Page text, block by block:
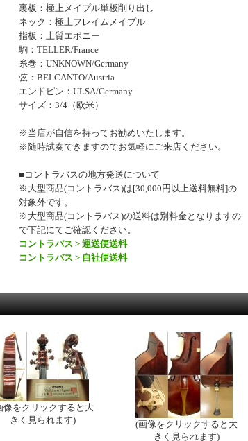
裏板：極上メイプル単板削り出し
ネック：極上フレイムメイプル
指板：上質エボニー
駒：TELLER/France
糸巻：UNKNOWN/Germany
弦：BELCANTO/Austria
エンドピン：ULSA/Germany
サイズ：3/4（欧米）
※当店が自信を持ってお勧めいたします。
※随時試奏できますのでお気軽にご来店ください。
■コントラバスの地方発送について
※大型商品(コントラバス)は[30,000円以上送料無料]の
対象外です。
※大型商品(コントラバス)の送料は別料金となりますの
で下記にてご確認ください。
コントラバス > 運送便送料
コントラバス > 自社便送料
像をクリックすると大
きく見られます)
(画像をクリックすると大
きく見られます)